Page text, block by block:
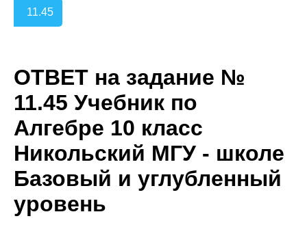
11.45
ОТВЕТ на задание №
11.45 Учебник по
Алгебре 10 класс
Никольский МГУ - школе
Базовый и углубленный
уровень